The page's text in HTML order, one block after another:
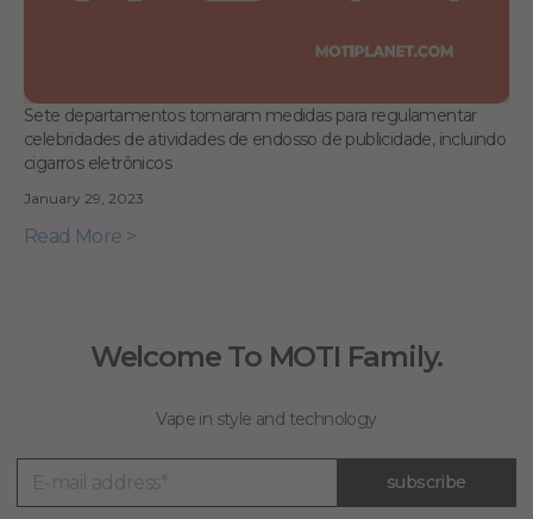
Sete departamentos tomaram medidas para regulamentar
celebridades de atividades de endosso de publicidade, incluindo
cigarros eletrônicos
January 29, 2023
Read More >
Welcome To MOTI Family.
Vape in style and technology
subscribe